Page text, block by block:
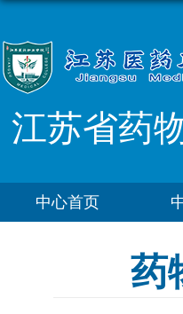
江苏省药
中心首页
药